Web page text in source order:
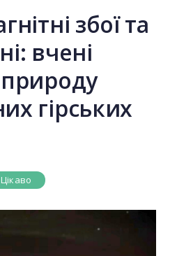
збої та
вчені
гірських
Цікаво